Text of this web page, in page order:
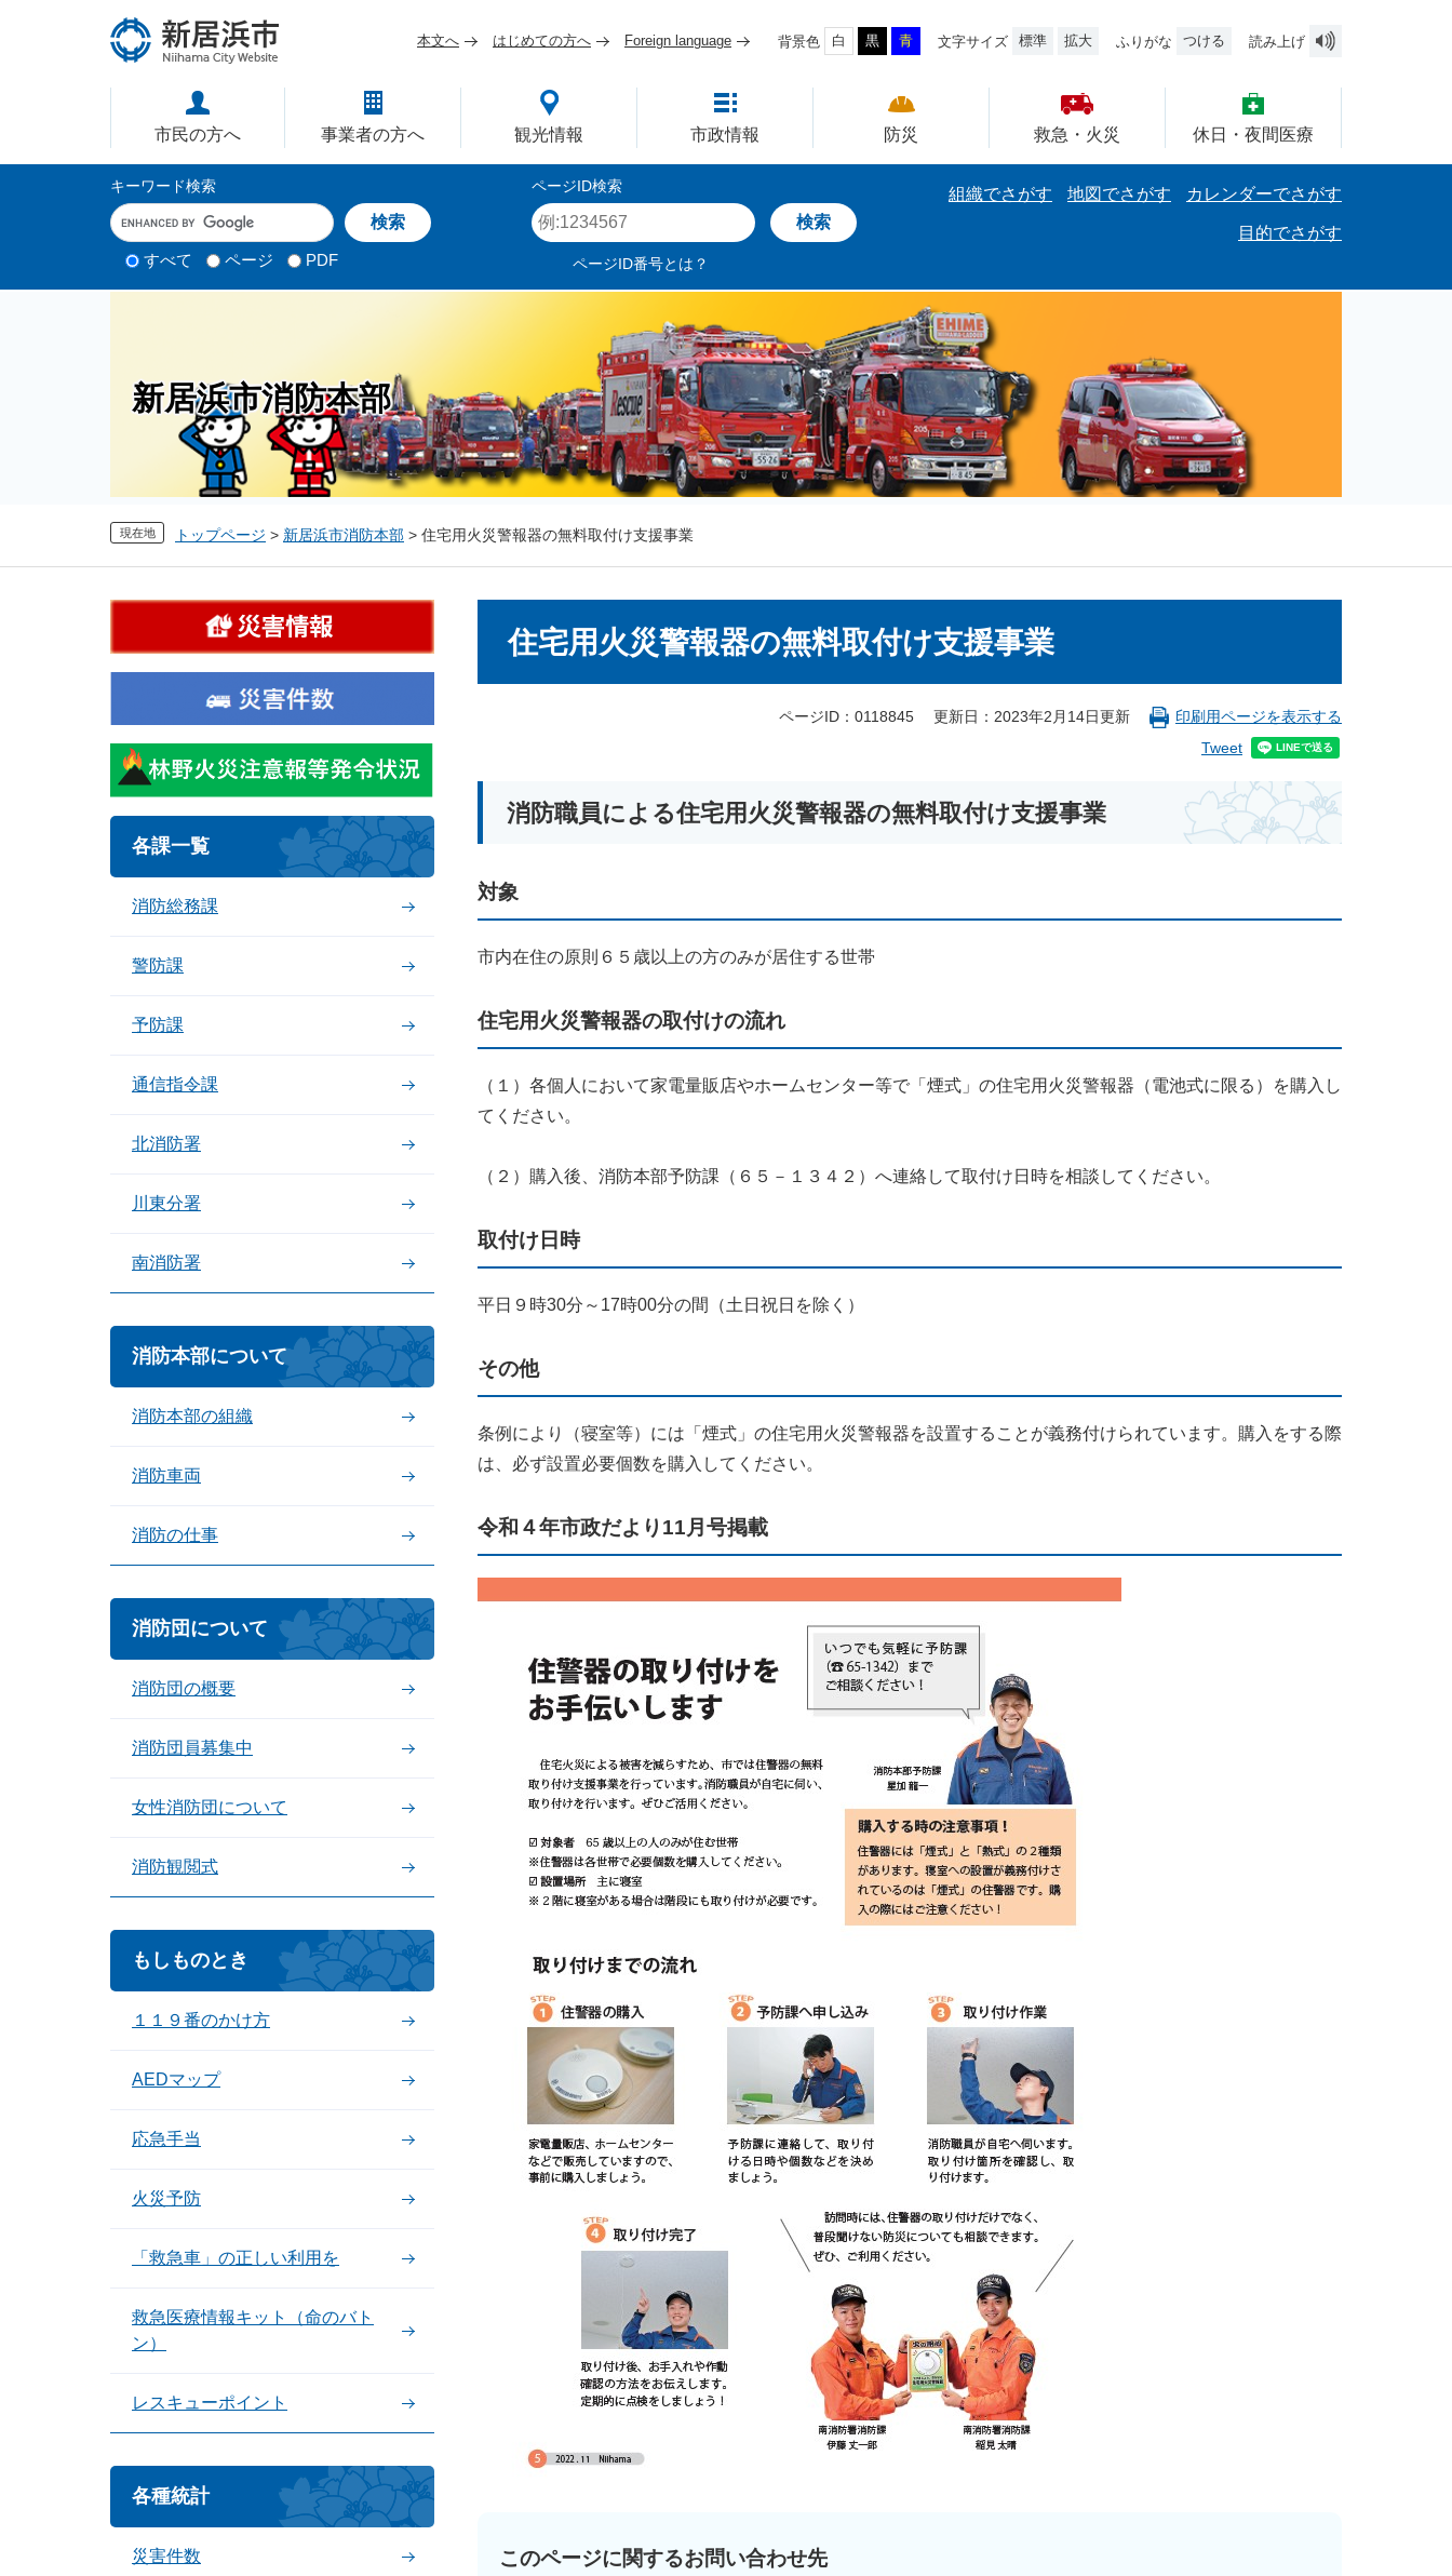
で
ば
本文へ はじめての方へ Foreign language 背景色 白 黒 青 文字サイズ 標準 拡大 ふりがな つける 読み上げ
市民の方へ 事業者の方へ 観光情報 市政情報 防災 救急・火災 休日・夜間医療
キーワード検索
キ
ー
ド
検 すべて ページ PDF
ページID検索
ペ
ー
D
ページID番号とは？
組織でさがす 地図でさがす カレンダーでさがす
目的でさがす
新居浜市消防本部
現在地 トップページ > 新居浜市消防本部 > 住宅用火災警報器の無料取付け支援事業
住宅用火災警報器の無料取付け支援事業
ページID：0118845 更新日：2023年2月14日更新
印刷用ページを表示する
Tweet
消防職員による住宅用火災警報器の無料取付け支援事業
対象
市内在住の原則６５歳以上の方のみが居住する世帯
住宅用火災警報器の取付けの流れ
（１）各個人において家電量販店やホームセンター等で「煙式」の住宅用火災警報器（電池式に限る）を購入し
てください。
（２）購入後、消防本部予防課（６５－１３４２）へ連絡して取付け日時を相談してください。
取付け日時
平日９時30分～17時00分の間（土日祝日を除く）
その他
条例により（寝室等）には「煙式」の住宅用火災警報器を設置することが義務付けられています。購入をする際
は、必ず設置必要個数を購入してください。
令和４年市政だより11月号掲載
このページに関するお問い合わせ先
各課一覧
消防総務課
警防課
予防課
通信指令課
北消防署
川東分署
南消防署
消防本部について
消防本部の組織
消防車両
消防の仕事
消防団について
消防団の概要
消防団員募集中
女性消防団について
消防観閲式
もしものとき
１１９番のかけ方
AEDマップ
応急手当
火災予防
「救急車」の正しい利用を
救急医療情報キット（命のバト
ン）
レスキューポイント
各種統計
災害件数